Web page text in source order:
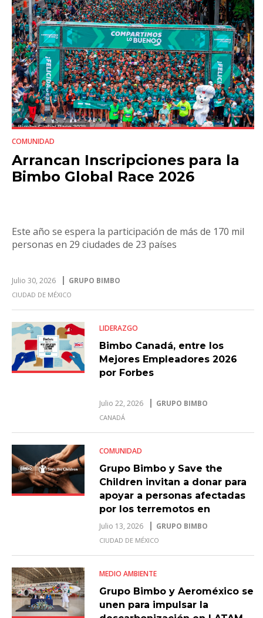
COMUNIDAD
Arrancan Inscripciones para la
Bimbo Global Race 2026
Este año se espera la participación de más de 170 mil
personas en 29 ciudades de 23 países
Julio 30, 2026 GRUPO BIMBO
CIUDAD DE MÉXICO
LIDERAZGO
Bimbo Canadá, entre los
Mejores Empleadores 2026
por Forbes
Julio 22, 2026 GRUPO BIMBO
CANADÁ
COMUNIDAD
Grupo Bimbo y Save the
Children invitan a donar para
apoyar a personas afectadas
por los terremotos en
Venezuela
Julio 13, 2026 GRUPO BIMBO
CIUDAD DE MÉXICO
MEDIO AMBIENTE
Grupo Bimbo y Aeroméxico se
unen para impulsar la